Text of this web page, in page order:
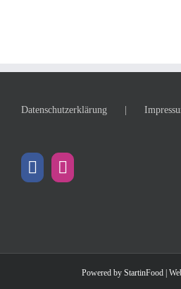
Datenschutzerklärung
Powered by StartinFood |